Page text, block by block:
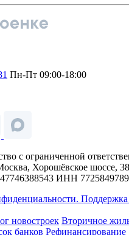
Пн-Пт 09:00-18:00
с ограниченной
Хорошёвское шоссе,
ИНН
новостроек Вторичное
банков Рефинансирование